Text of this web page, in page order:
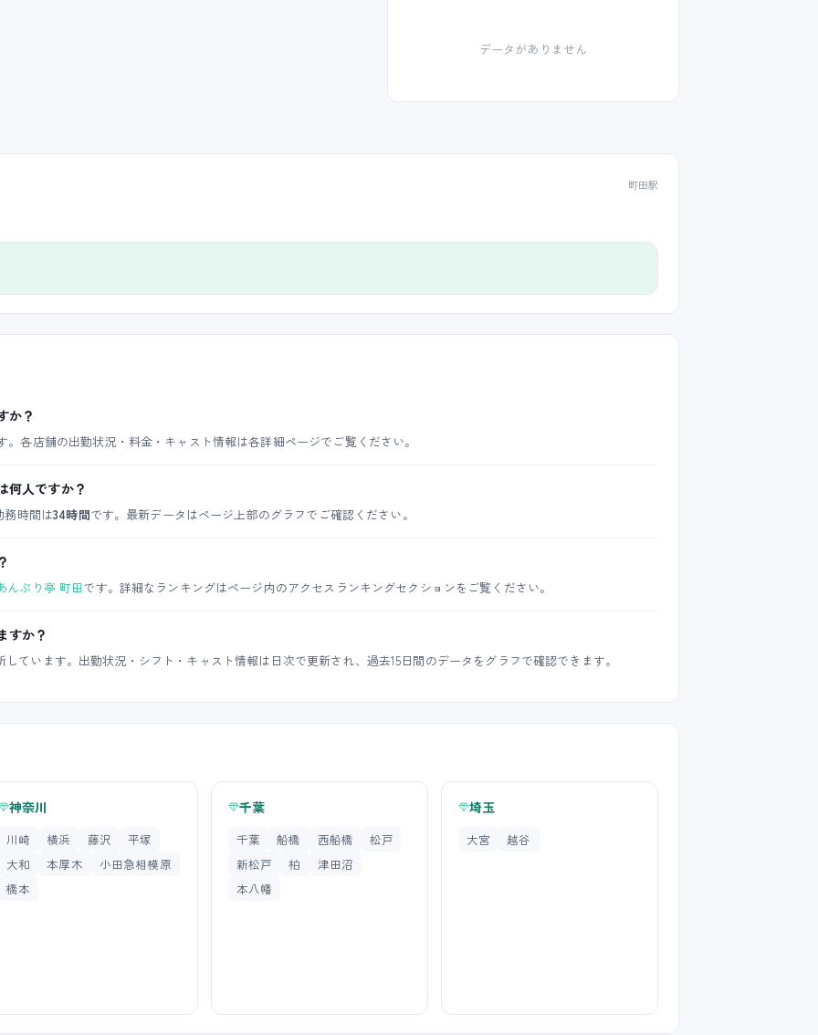
データがありません
町田駅
か？
。各店舗の出勤状況・料金・キャスト情報は各詳細ページでご覧ください。
何人ですか？
務時間は34時間です。最新データはページ上部のグラフでご確認ください。
んぷり亭 町田です。詳細なランキングはページ内のアクセスランキングセクションをご覧ください。
すか？
ています。出勤状況・シフト・キャスト情報は日次で更新され、過去15日間のデータをグラフで確認できます。
神奈川
川崎 横浜 藤沢
平塚
大和
本厚木
小田急相模原
橋本
千葉
千葉 船橋 西船橋
松戸
新松戸
柏
津田沼
本八幡
埼玉
大宮 越谷